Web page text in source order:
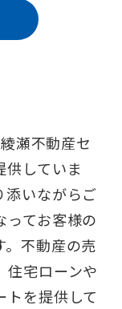
瀬不動産セ
していま
添いながらご
てお客様の
。不動産の売
住宅ローンや
を提供して